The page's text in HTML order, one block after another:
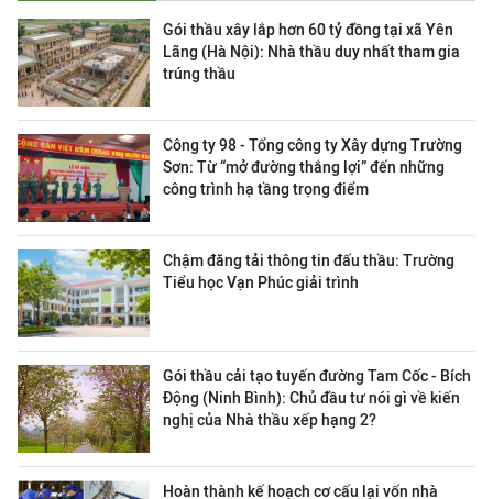
Gói thầu xây lắp hơn 60 tỷ đồng tại xã Yên
Lãng (Hà Nội): Nhà thầu duy nhất tham gia
trúng thầu
Công ty 98 - Tổng công ty Xây dựng Trường
Sơn: Từ “mở đường thắng lợi” đến những
công trình hạ tầng trọng điểm
Chậm đăng tải thông tin đấu thầu: Trường
Tiểu học Vạn Phúc giải trình
Gói thầu cải tạo tuyến đường Tam Cốc - Bích
Động (Ninh Bình): Chủ đầu tư nói gì về kiến
nghị của Nhà thầu xếp hạng 2?
Hoàn thành kế hoạch cơ cấu lại vốn nhà